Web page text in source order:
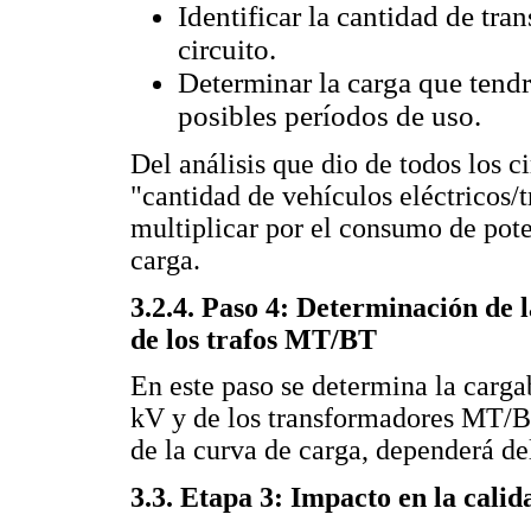
Identificar la cantidad de
circuito.
Determinar la carga que
posibles períodos de uso.
Del análisis que dio de todos los
"cantidad de vehículos eléctricos/
multiplicar por el consumo de
carga.
3.2.4. Paso 4: Determinación
de los trafos MT/BT
En este paso se determina la
kV y de los transformadores MT/
de la curva de carga, dependerá
3.3. Etapa 3: Impacto en la